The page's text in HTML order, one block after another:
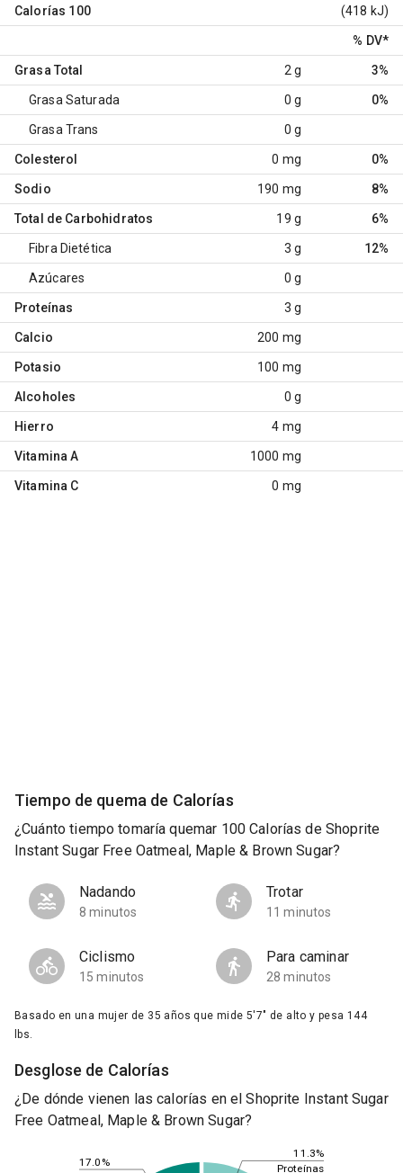
Calorías 100 (418 kJ)
% DV*
Grasa Total 2 g 3%
Grasa Saturada 0 g 0%
Grasa Trans 0 g
Colesterol 0 mg 0%
Sodio 190 mg 8%
Total de Carbohidratos 19 g 6%
Fibra Dietética 3 g 12%
Azúcares 0 g
Proteínas 3 g
Calcio 200 mg
Potasio 100 mg
Alcoholes 0 g
Hierro 4 mg
Vitamina A 1000 mg
Vitamina C 0 mg
Tiempo de quema de Calorías
¿Cuánto tiempo tomaría quemar 100 Calorías de Shoprite
Instant Sugar Free Oatmeal, Maple & Brown Sugar?
Nadando
8 minutos
Trotar
11 minutos
Ciclismo
15 minutos
Para caminar
28 minutos
Basado en una mujer de 35 años que mide 5'7" de alto y pesa 144
lbs.
Desglose de Calorías
¿De dónde vienen las calorías en el Shoprite Instant Sugar
Free Oatmeal, Maple & Brown Sugar?
11.3%
17.0%
Proteínas